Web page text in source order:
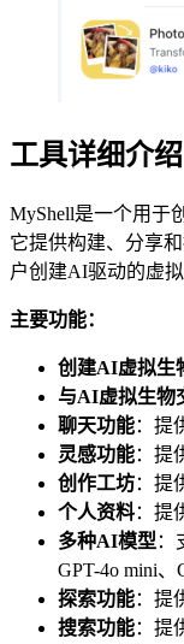
工具详细介绍
MyShell是一个用于
它提供构建、分享
户创建AI驱动的虚
主要功能：
创建AI虚拟生
与AI虚拟生物
聊天功能：提
灵感功能：提
创作工坊：提
个人资料：提
多种AI模型 ：
GPT-4o mini、
探索功能：提
搜索功能：提